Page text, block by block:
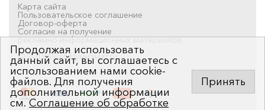
Карта сайта
Пользовательское соглашение
Договор-оферта
Согласие на получение
рекламно-информационных материалов
© 2019-2026 Нумизмат.ru
Продолжая использовать
данный сайт, вы соглашаетесь с
использованием нами cookie-
файлов. Для получения
дополнительной информации
см.Соглашение об обработке
Принять